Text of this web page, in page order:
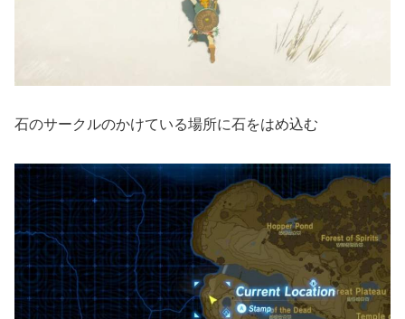
石のサークルのかけている場所に石をはめ込む